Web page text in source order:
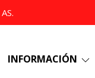
INFORMACIÓN